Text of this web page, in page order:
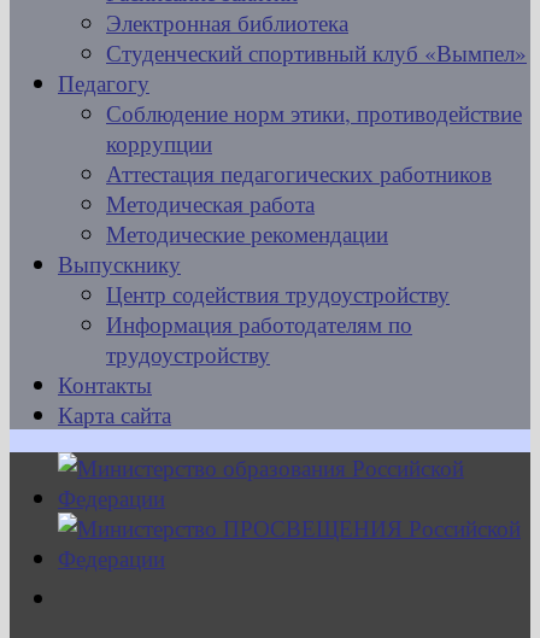
Электронная библиотека
Студенческий спортивный клуб «Вымпел»
Педагогу
Соблюдение норм этики, противодействие
коррупции
Аттестация педагогических работников
Методическая работа
Методические рекомендации
Выпускнику
Центр содействия трудоустройству
Информация работодателям по
трудоустройству
Контакты
Карта сайта